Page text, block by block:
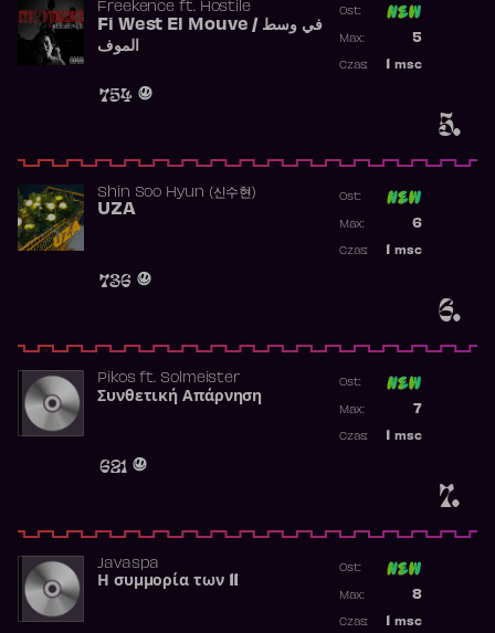
5.
Freekence ft. Hostile
Fi West El Mouve / في وسط
الموف
754
Ost:
5
Max:
msc
Czas:
6.
Shin Soo Hyun (신수현)
UZA
736
Ost:
6
Max:
msc
Czas:
7.
Pikosft. Solmeister
Συνθετική Απάρνηση
621
Ost:
7
Max:
msc
Czas:
Javaspa
Η συμμορία των 11
Ost:
8
Max:
msc
Czas: